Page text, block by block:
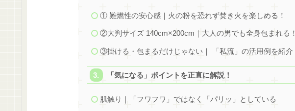
① 難燃性の安心感｜火の粉を恐れず焚き火を楽しめる！
②大判サイズ 140cm×200cm｜大人の男でも全身包まれる！
③掛ける・包まるだけじゃない｜ 「私流」の活用例を紹介
「気になる」ポイントを正直に解説！
肌触り｜「フワフワ」ではなく「パリッ」としている